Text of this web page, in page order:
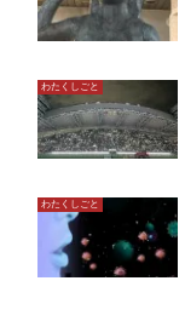
わたくしごと
わたくしごと